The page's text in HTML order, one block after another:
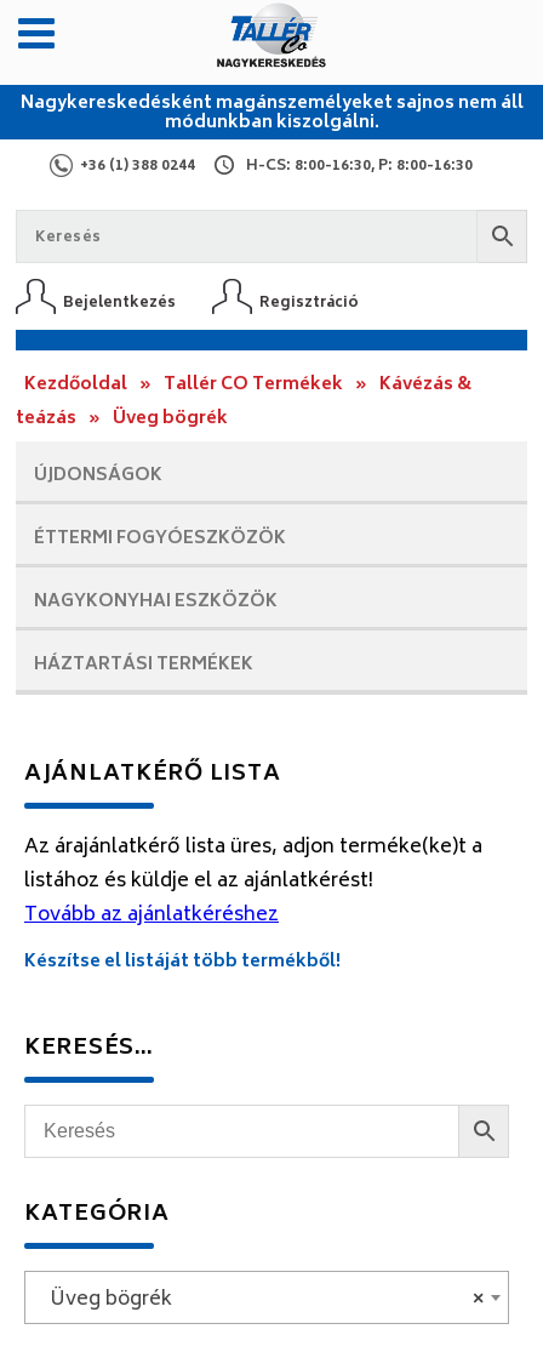
Nagykereskedésként magánszemélyeket sajnos nem áll
módunkban kiszolgálni.
+36 (1) 388 0244 H-CS: 8:00-16:30, P: 8:00-16:30
Bejelentkezés Regisztráció
Kezdőoldal » Tallér CO Termékek » Kávézás &
teázás » Üveg bögrék
ÚJDONSÁGOK
ÉTTERMI FOGYÓESZKÖZÖK
NAGYKONYHAI ESZKÖZÖK
HÁZTARTÁSI TERMÉKEK
AJÁNLATKÉRŐ LISTA
Az árajánlatkérő lista üres, adjon terméke(ke)t a
listához és küldje el az ajánlatkérést!
Tovább az ajánlatkéréshez
Készítse el listáját több termékből!
KERESÉS…
KATEGÓRIA
×
Üveg bögrék